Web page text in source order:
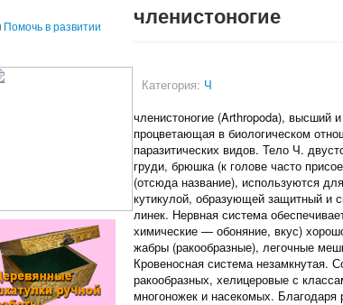
Помочь в развитии членистоногие
Категория: Ч
членистоногие (Arthropoda), высший
процветающая в биологическом
паразитических видов. Тело Ч.
груди, брюшка (к голове часто
(отсюда название), используются
кутикулой, образующей защитный и
линек. Нервная система
химические — обоняние, вкус)
жабры (ракообразные), легочные
Кровеносная система
ракообразных, хелицеровые с
многоножек и насекомых.